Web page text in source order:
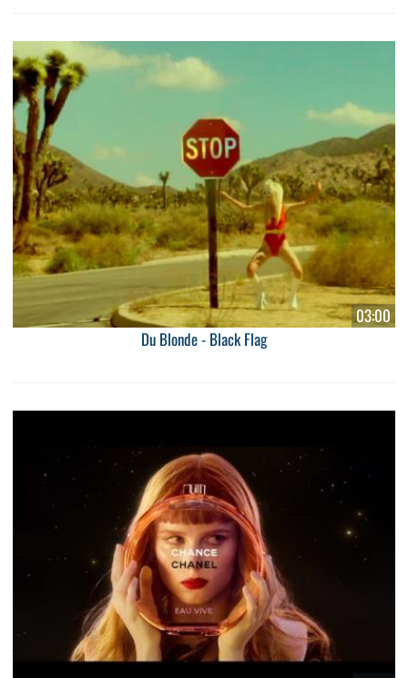
03:00
Du Blonde - Black Flag